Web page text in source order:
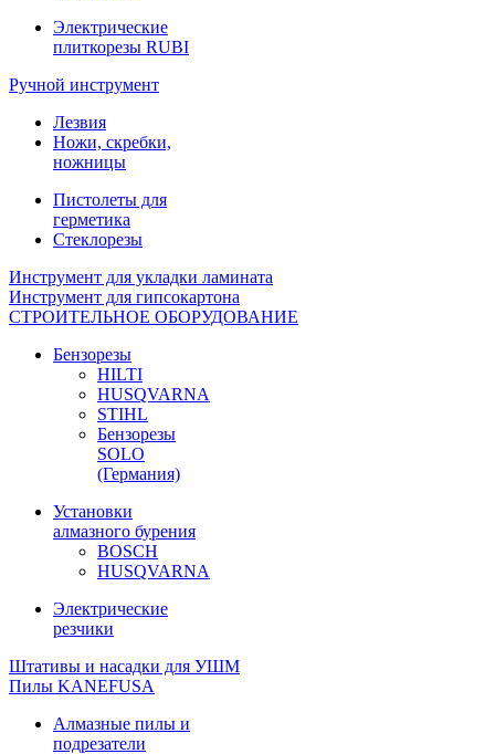
Электрические
плиткорезы RUBI
Ручной инструмент
Лезвия
Ножи, скребки,
ножницы
Пистолеты для
герметика
Стеклорезы
Инструмент для укладки ламината
Инструмент для гипсокартона
СТРОИТЕЛЬНОЕ ОБОРУДОВАНИЕ
Бензорезы
HILTI
HUSQVARNA
STIHL
Бензорезы
SOLO
(Германия)
Установки
алмазного бурения
BOSCH
HUSQVARNA
Электрические
резчики
Штативы и насадки для УШМ
Пилы KANEFUSA
Алмазные пилы и
подрезатели